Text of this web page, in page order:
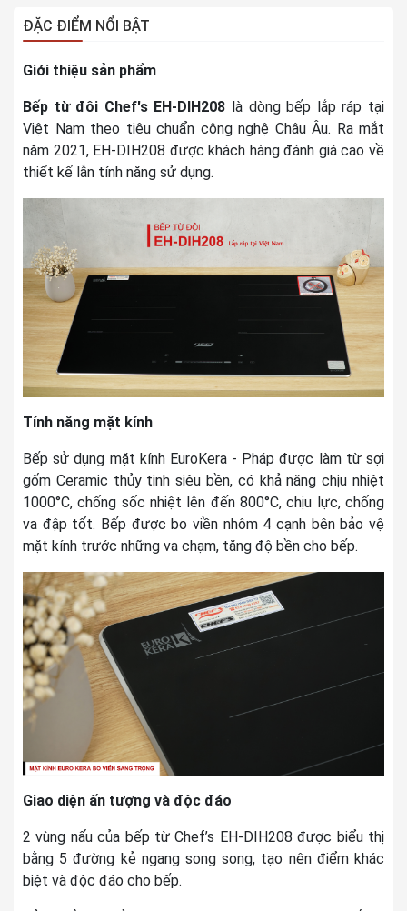
ĐẶC ĐIỂM NỔI BẬT
Giới thiệu sản phẩm
Bếp từ đôi Chef's EH-DIH208 là dòng bếp lắp ráp tại
Việt Nam theo tiêu chuẩn công nghệ Châu Âu. Ra mắt
năm 2021, EH-DIH208 được khách hàng đánh giá cao về
thiết kế lẫn tính năng sử dụng.
Tính năng mặt kính
Bếp sử dụng mặt kính EuroKera - Pháp được làm từ sợi
gốm Ceramic thủy tinh siêu bền, có khả năng chịu nhiệt
1000°C, chống sốc nhiệt lên đến 800°C, chịu lực, chống
va đập tốt. Bếp được bo viền nhôm 4 cạnh bên bảo vệ
mặt kính trước những va chạm, tăng độ bền cho bếp.
Giao diện ấn tượng và độc đáo
2 vùng nấu của bếp từ Chef’s EH-DIH208 được biểu thị
bằng 5 đường kẻ ngang song song, tạo nên điểm khác
biệt và độc đáo cho bếp.